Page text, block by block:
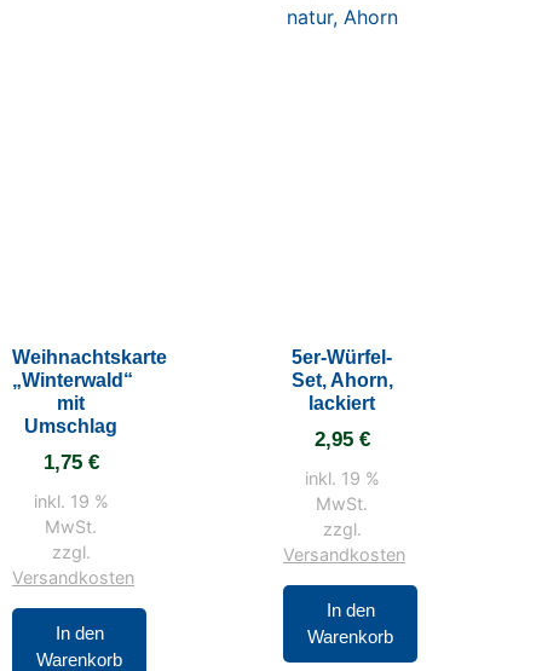
Weihnachtskarte
„Winterwald“
mit
Umschlag
1,75 €
inkl. 19 %
MwSt.
zzgl.
Versandkosten
In den
Warenkorb
5er-Würfel-
Set, Ahorn,
lackiert
2,95 €
inkl. 19 %
MwSt.
zzgl.
Versandkosten
In den
Warenkorb